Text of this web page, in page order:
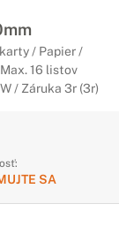
/ Papier /
16 listov
/ Záruka 3r (3r)
SA